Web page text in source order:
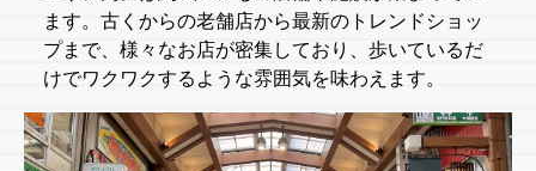
ます。古くからの老舗店から最新のトレンドショッ
プまで、様々なお店が密集しており、歩いているだ
けでワクワクするような雰囲気を味わえます。